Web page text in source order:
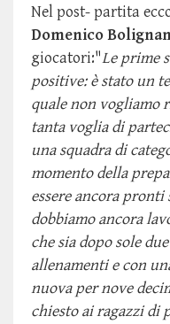
Nel post- partita
Domenico
giocatori:"Le prime
positive: è stato un
quale non vogliamo
tanta voglia di
una squadra di
momento della
essere ancora pronti
dobbiamo ancora
che sia dopo sole
allenamenti e con
nuova per nove
chiesto ai ragazzi di